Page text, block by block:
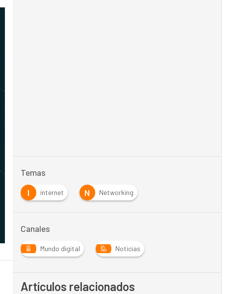
Temas
I
internet N Networking
Canales
Mundo digital Noticias
Artículos relacionados